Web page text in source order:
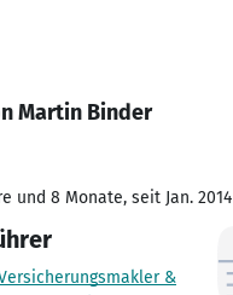
Martin Binder
und 8 Monate, seit Jan. 2014
&